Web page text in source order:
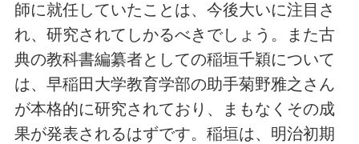
師に就任していたことは、今後大いに注目さ
れ、研究されてしかるべきでしょう。また古
典の教科書編纂者としての稲垣千穎について
は、早稲田大学教育学部の助手菊野雅之さん
が本格的に研究されており、まもなくその成
果が発表されるはずです。稲垣は、明治初期